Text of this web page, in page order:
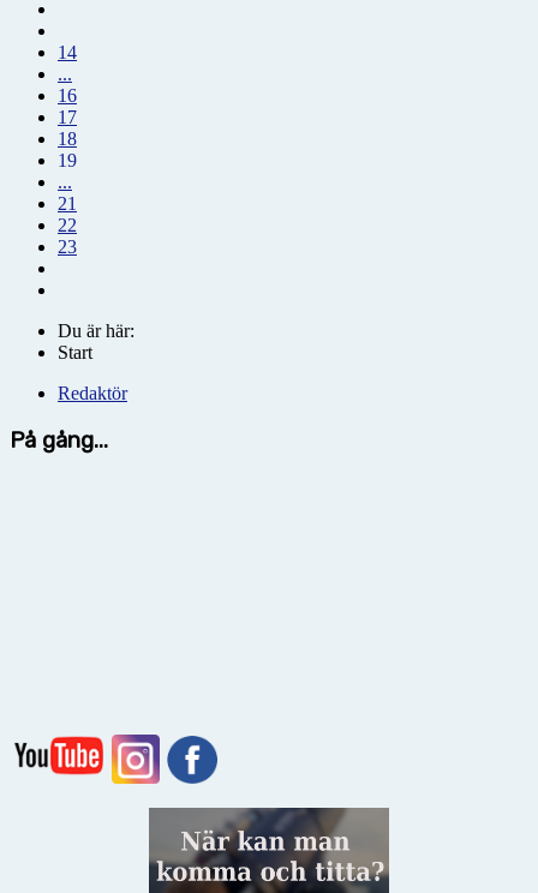
14
...
16
17
18
19
...
21
22
23
Du är här:
Start
Redaktör
På gång...